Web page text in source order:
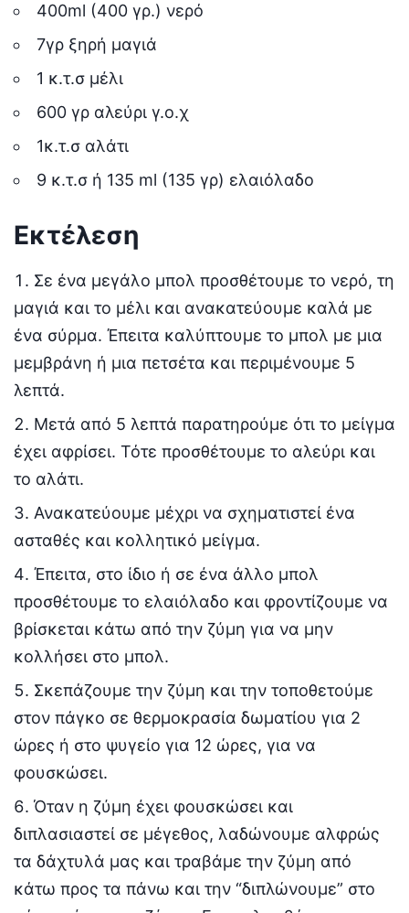
400ml (400 γρ.) νερό
7γρ ξηρή μαγιά
1 κ.τ.σ μέλι
600 γρ αλεύρι γ.ο.χ
1κ.τ.σ αλάτι
9 κ.τ.σ ή 135 ml (135 γρ) ελαιόλαδο
Εκτέλεση
Σε ένα μεγάλο μπολ προσθέτουμε το νερό, τη
μαγιά και το μέλι και ανακατεύουμε καλά με
ένα σύρμα. Έπειτα καλύπτουμε το μπολ με μια
μεμβράνη ή μια πετσέτα και περιμένουμε 5
λεπτά.
Μετά από 5 λεπτά παρατηρούμε ότι το μείγμα
έχει αφρίσει. Τότε προσθέτουμε το αλεύρι και
το αλάτι.
Ανακατεύουμε μέχρι να σχηματιστεί ένα
ασταθές και κολλητικό μείγμα.
Έπειτα, στο ίδιο ή σε ένα άλλο μπολ
προσθέτουμε το ελαιόλαδο και φροντίζουμε να
βρίσκεται κάτω από την ζύμη για να μην
κολλήσει στο μπολ.
Σκεπάζουμε την ζύμη και την τοποθετούμε
στον πάγκο σε θερμοκρασία δωματίου για 2
ώρες ή στο ψυγείο για 12 ώρες, για να
φουσκώσει.
Όταν η ζύμη έχει φουσκώσει και
διπλασιαστεί σε μέγεθος, λαδώνουμε αλφρώς
τα δάχτυλά μας και τραβάμε την ζύμη από
κάτω προς τα πάνω και την “διπλώνουμε” στο